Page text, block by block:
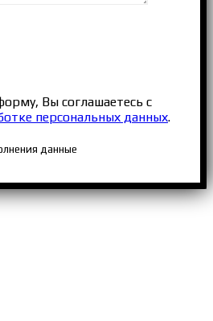
Вы соглашаетесь с
персональных данных.
данные